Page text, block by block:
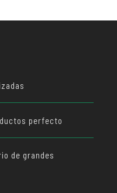
perfecto
de grandes